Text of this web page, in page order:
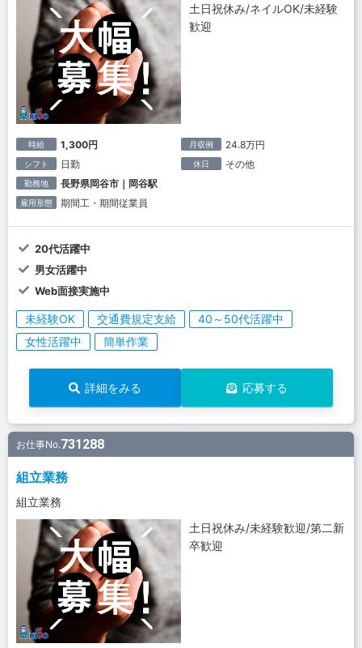
土日祝休み/ネイルOK/未経験
歓迎
時給 1,300円 月収例 24.8万円
シフト 日勤 休日 その他
勤務地 長野県岡谷市｜岡谷駅
雇用形態 期間工・期間従業員
20代活躍中
男女活躍中
Web面接実施中
未経験OK 交通費規定支給
40～50代活躍中
女性活躍中
簡単作業
詳細をみる 応募する
お仕事No.731288
組立業務
組立業務
土日祝休み/未経験歓迎/第二新
卒歓迎